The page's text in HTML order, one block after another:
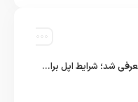
برنامه Apple Upgrade معرفی شد؛ شرایط اپل برای اجاره آیفون، آیپد، مک و اپل واچ